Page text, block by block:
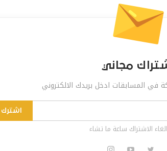
بريدك الالكتروني
مجاني
في المسابقات ادخل بريدك الالكتروني
اشترك
الاشتراك ساعة ما تشاء